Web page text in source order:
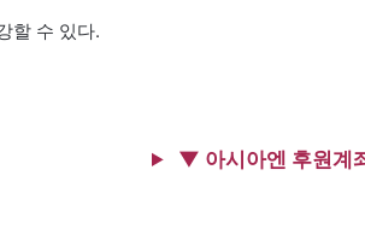
할 수 있다.
▼ 아시아엔 후원계